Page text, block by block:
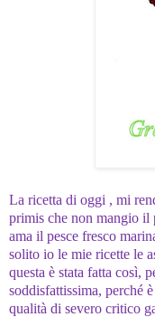
La ricetta di oggi , mi
primis che non mangio il
ama il pesce fresco
solito io le mie ricette le
questa è stata fatta così,
soddisfattissima, perché
qualità di severo critico